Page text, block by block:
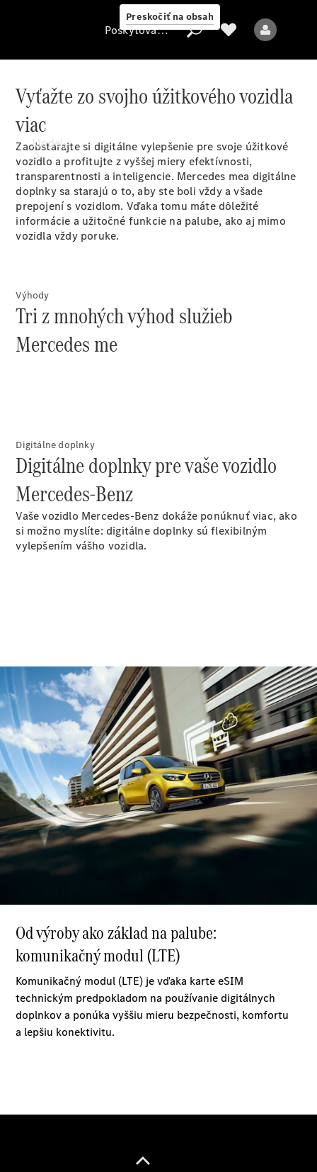
Preskočiť na obsah
Poskytovateľ
Modely
Elektrické modely
Sprinter
Sprinter
Sprinter
Skriňové
vozidlo
Sprinter
Tourer
Sprinter
Šasi -
Konfigurátor
úžitkových
Vito
Všetky Vito
Vito
vozidlo
Vito Tourer
Konfigurátor
úžitkových
vozidiel
Marco Polo
Všetky
Poskytovateľ
Vyťažte zo svojho úžitkového vozidla
viac
Zaobstarajte si digitálne vylepšenie pre svoje úžitkové
vozidlo a profitujte z vyššej miery efektívnosti,
transparentnosti a inteligencie. Mercedes mea digitálne
doplnky sa starajú o to, aby ste boli vždy a všade
prepojení s vozidlom. Vďaka tomu máte dôležité
informácie a užitočné funkcie na palube, ako aj mimo
vozidla vždy poruke.
Výhody
Tri z mnohých výhod služieb
Mercedes me
Digitálne doplnky
Digitálne doplnky pre vaše vozidlo
Mercedes-Benz
Vaše vozidlo Mercedes-Benz dokáže ponúknuť viac, ako
si možno myslíte: digitálne doplnky sú flexibilným
vylepšením vášho vozidla.